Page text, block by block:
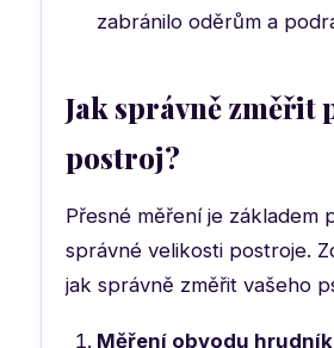
zabránilo oděrům a
Jak správně změřit
postroj?
Přesné měření je základem
správné velikosti postroje.
jak správně změřit vašeho
Měření obvodu